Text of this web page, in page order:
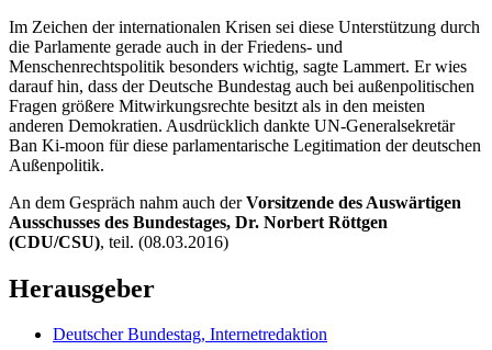
Im Zeichen der internationalen Krisen sei diese Unterstützung durch
die Parlamente gerade auch in der Friedens- und
Menschenrechtspolitik besonders wichtig, sagte Lammert. Er wies
darauf hin, dass der Deutsche Bundestag auch bei außenpolitischen
Fragen größere Mitwirkungsrechte besitzt als in den meisten
anderen Demokratien. Ausdrücklich dankte UN-Generalsekretär
Ban Ki-moon für diese parlamentarische Legitimation der deutschen
Außenpolitik.
An dem Gespräch nahm auch derVorsitzende des Auswärtigen
Ausschusses des Bundestages, Dr. Norbert Röttgen
(CDU/CSU), teil. (08.03.2016)
Herausgeber
Deutscher Bundestag, Internetredaktion